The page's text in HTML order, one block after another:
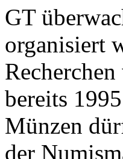
GT
organisiert
bereits
Münzen
der